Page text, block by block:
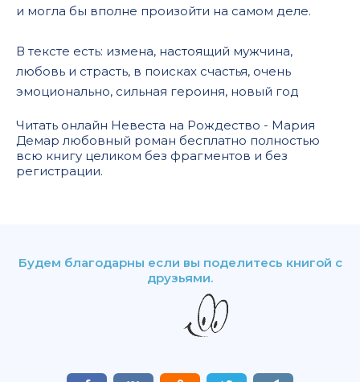
и могла бы вполне произойти на самом деле.
В тексте есть: измена, настоящий мужчина,
любовь и страсть, в поисках счастья, очень
эмоционально, сильная героиня, новый год
Читать онлайн Невеста на Рождество - Мария
Демар любовный роман бесплатно полностью
всю книгу целиком без фрагментов и без
регистрации.
Будем благодарны если вы поделитесь книгой с
друзьями.